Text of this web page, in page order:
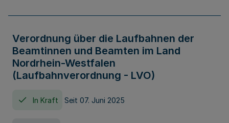
Verordnung über die Laufbahnen der
Beamtinnen und Beamten im Land
Nordrhein-Westfalen
(Laufbahnverordnung - LVO)
In Kraft Seit 07. Juni 2025